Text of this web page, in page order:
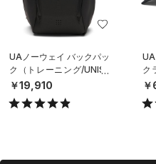
UAノーウェイ バックパッ
ク（トレーニング/UNISE
X）
￥19,910
ク
（